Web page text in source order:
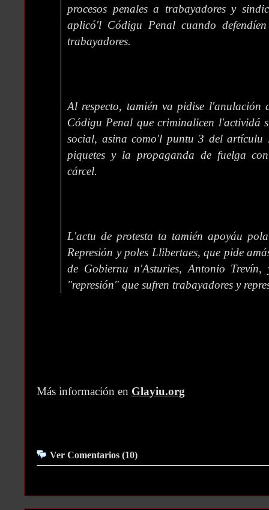
procesos penales a trabayadores y
aplicó'l Códigu Penal cuando
trabayadores.
Al respecto, tamién va pidise l'anulación
Códigu Penal que criminalicen l'actividá
social, asina como'l puntu 3 del artículu
piquetes y la propaganda de fuelga
cárcel.
L'actu de protesta ta tamién apoyáu
Represión y poles Llibertaes, que pide
de Gobiernu n'Asturies, Antonio
"represión" que sufren trabayadores y
Más información en Glayiu.org
Ver Comentarios (10)